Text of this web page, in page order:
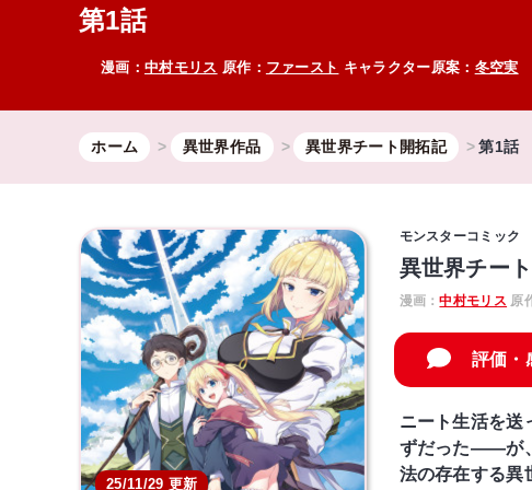
第1話
漫画： 中村モリス 原作： ファースト キャラクター原案： 冬空実
ホーム 異世界作品 異世界チート開拓記 第1話
25/11/29 更新
モンスターコミック
異世界チー
漫画：中村モリス 原
評価・
ニート生活を送
ずだった――が
法の存在する異